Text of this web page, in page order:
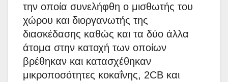
την οποία συνελήφθη ο μισθωτής του
χώρου και διοργανωτής της
διασκέδασης καθώς και τα δύο άλλα
άτομα στην κατοχή των οποίων
βρέθηκαν και κατασχέθηκαν
μικροποσότητες κοκαΐνης, 2CB και